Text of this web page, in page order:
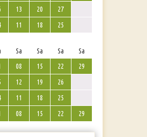
13 20
27
11 18 25
Sa Sa Sa
Sa
08 15 22
29
12 19
26
11 18
25
08 15 22 29